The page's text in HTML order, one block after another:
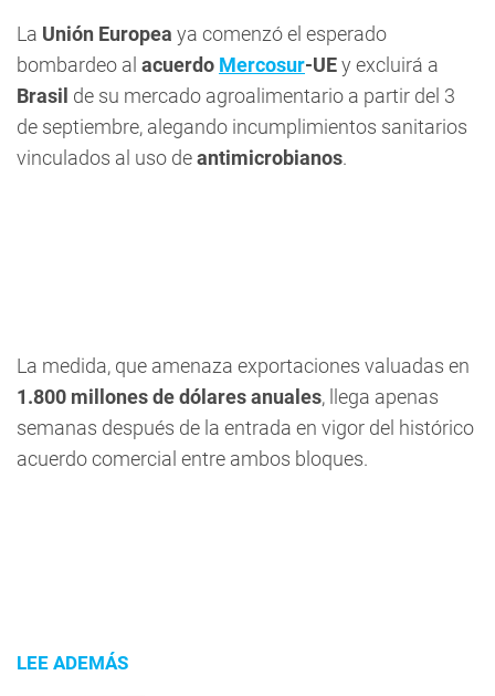
La Unión Europea ya comenzó el esperado
bombardeo al acuerdo Mercosur-UEy excluirá a
Brasil de su mercado agroalimentario a partir del 3
de septiembre, alegando incumplimientos sanitarios
vinculados al uso deantimicrobianos.
La medida, que amenaza exportaciones valuadas en
1.800 millones de dólares anuales, llega apenas
semanas después de la entrada en vigor del histórico
acuerdo comercial entre ambos bloques.
LEE ADEMÁS